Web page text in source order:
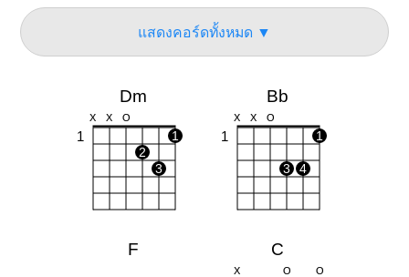
แสดงคอร์ดทั้งหมด ▼
Dm
X X O
1
1
2
3
Bb
X X O
1 1
3 4
F C
X O O